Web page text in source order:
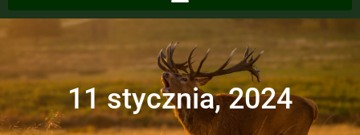
11 stycznia, 2024